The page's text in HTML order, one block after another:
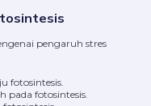
pengaruh stres
fotosintesis.
pada fotosintesis.